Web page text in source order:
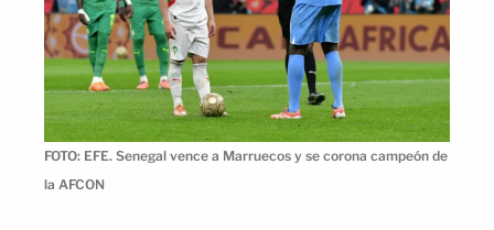
FOTO: EFE. Senegal vence a Marruecos y se corona campeón de
la AFCON